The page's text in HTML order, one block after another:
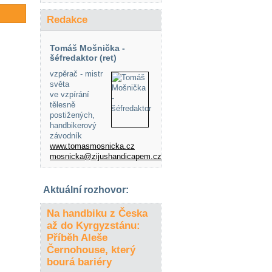
Redakce
Tomáš Mošnička -
šéfredaktor (ret)
vzpěrač - mistr
světa
ve vzpírání
tělesně
postižených,
handbikerový
závodník
www.tomasmosnicka.cz
mosnicka@zijushandicapem.cz
Aktuální rozhovor:
Na handbiku z Česka
až do Kyrgyzstánu:
Příběh Aleše
Černohouse, který
bourá bariéry